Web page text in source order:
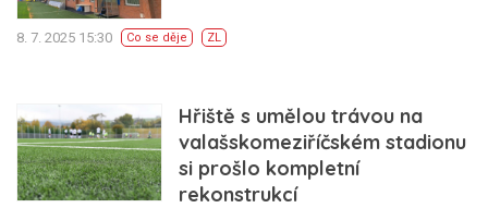
8. 7. 2025 15:30 Co se děje ZL
Hřiště s umělou trávou na
valašskomeziříčském stadionu
si prošlo kompletní
rekonstrukcí